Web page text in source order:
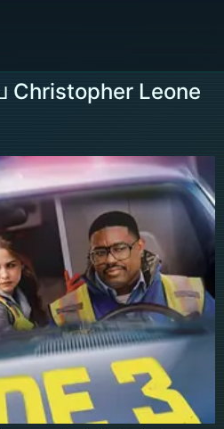
Christopher Leone